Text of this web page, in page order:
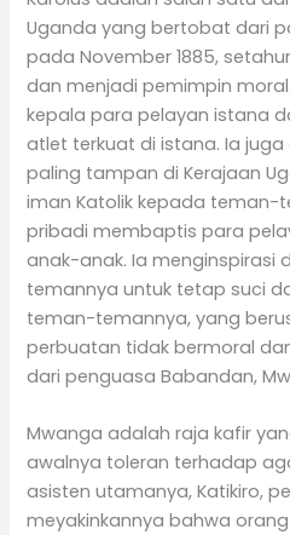
Uganda yang bertobat dari
pada November 1885,
dan menjadi pemimpin
kepala para pelayan istana
atlet terkuat di istana. Ia juga
paling tampan di Kerajaan
iman Katolik kepada teman-
pribadi membaptis para
anak-anak. Ia
temannya untuk tetap suci
teman-temannya, yang
perbuatan tidak bermoral
dari penguasa Babandan,
Mwanga adalah raja kafir
awalnya toleran terhadap
asisten utamanya, Katikiro,
meyakinkannya bahwa